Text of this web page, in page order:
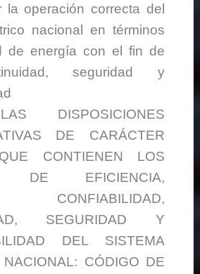
la operación correcta del
nacional en términos
de energía con el fin de
seguridad y
DISPOSICIONES
DE CARÁCTER
CONTIENEN LOS
DE EFICIENCIA,
CONFIABILIDAD,
SEGURIDAD Y
DEL SISTEMA
NACIONAL: CÓDIGO DE